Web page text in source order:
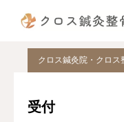
ブログ クロス鍼
クロス鍼灸院・クロス
受付
電話予約